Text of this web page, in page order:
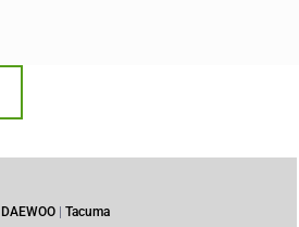
DAEWOO | Tacuma